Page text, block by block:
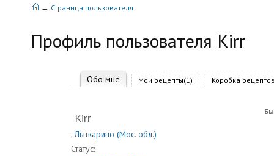
→ Страница пользователя
Профиль пользователя Kirr
Обо мне Мои рецепты(1) Коробка
Kirr
,Лыткарино (Мос. обл.)
Статус: